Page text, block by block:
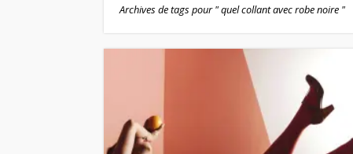
Archives de tags pour " quel collant avec robe noire "